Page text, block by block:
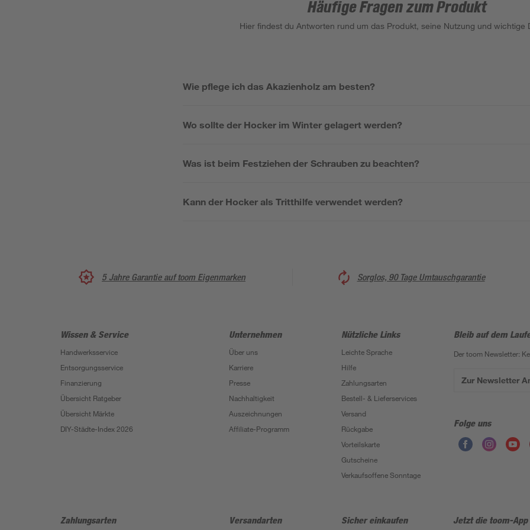
Häufige Fragen zum Produkt
Hier findest du Antworten rund um das Produkt, seine Nutzung und wichtige
Wie pflege ich das Akazienholz am besten?
Wo sollte der Hocker im Winter gelagert werden?
Was ist beim Festziehen der Schrauben zu beachten?
Kann der Hocker als Tritthilfe verwendet werden?
5 Jahre Garantie auf toom Eigenmarken Sorglos, 90 Tage Umtauschgarantie
Wissen & Service
Handwerksservice
Entsorgungsservice
Finanzierung
Übersicht Ratgeber
Übersicht Märkte
DIY-Städte-Index 2026
Unternehmen
Über uns
Karriere
Presse
Nachhaltigkeit
Auszeichnungen
Affiliate-Programm
Nützliche Links
Leichte Sprache
Hilfe
Zahlungsarten
Bestell- & Lieferservices
Versand
Rückgabe
Vorteilskarte
Gutscheine
Verkaufsoffene Sonntage
Bleib auf dem
Der toom Newsletter:
Zur Newsletter
Folge uns
Zahlungsarten Versandarten Sicher einkaufen Jetzt die toom-